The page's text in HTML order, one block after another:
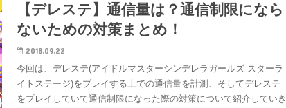
【デレステ】通信量は？通信制限になら
ないための対策まとめ！
2018.09.22
今回は、デレステ(アイドルマスターシンデレラガールズ スターラ
イトステージ)をプレイする上での通信量を計測、そしてデレステ
をプレイしていて通信制限になった際の対策について紹介していき